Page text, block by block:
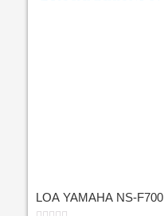
LOA YAMAHA NS-F700